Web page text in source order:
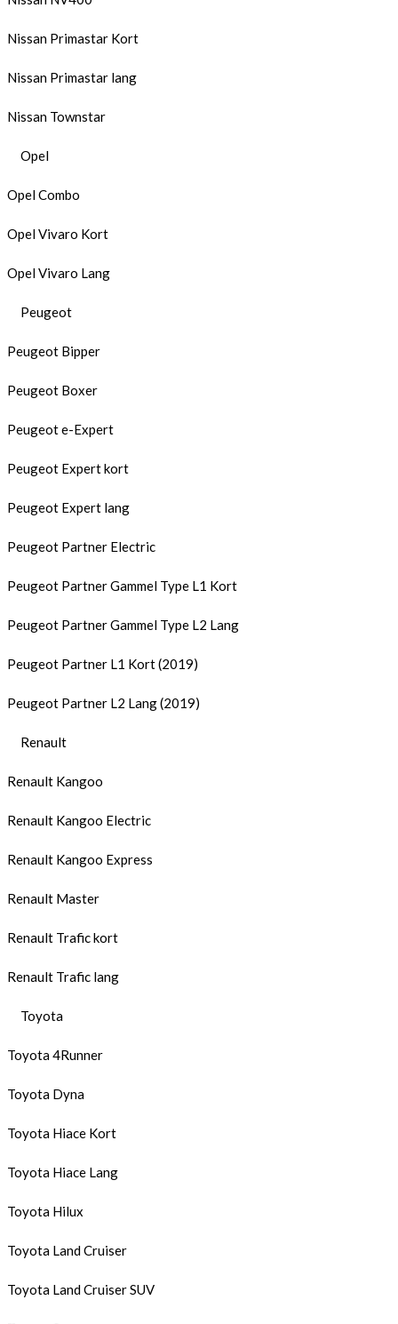
Nissan Primastar Kort
Nissan Primastar lang
Nissan Townstar
Opel
Opel Combo
Opel Vivaro Kort
Opel Vivaro Lang
Peugeot
Peugeot Bipper
Peugeot Boxer
Peugeot e-Expert
Peugeot Expert kort
Peugeot Expert lang
Peugeot Partner Electric
Peugeot Partner Gammel Type L1 Kort
Peugeot Partner Gammel Type L2 Lang
Peugeot Partner L1 Kort (2019)
Peugeot Partner L2 Lang (2019)
Renault
Renault Kangoo
Renault Kangoo Electric
Renault Kangoo Express
Renault Master
Renault Trafic kort
Renault Trafic lang
Toyota
Toyota 4Runner
Toyota Dyna
Toyota Hiace Kort
Toyota Hiace Lang
Toyota Hilux
Toyota Land Cruiser
Toyota Land Cruiser SUV